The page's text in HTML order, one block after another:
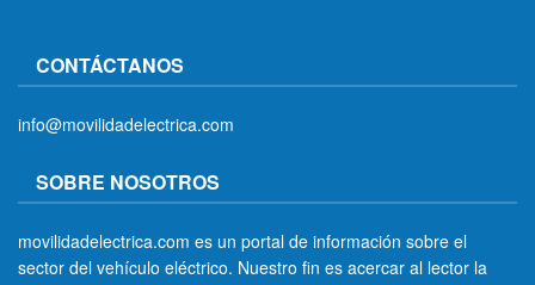
CONTÁCTANOS
info@movilidadelectrica.com
SOBRE NOSOTROS
movilidadelectrica.com es un portal de información sobre el
sector del vehículo eléctrico. Nuestro fin es acercar al lector la